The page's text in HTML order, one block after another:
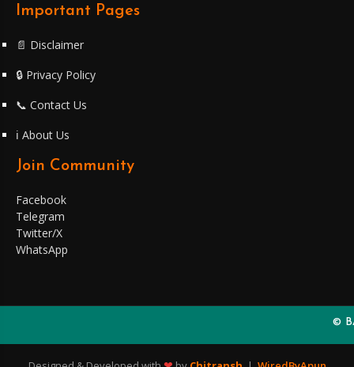
Important Pages
📄 Disclaimer
🔒 Privacy Policy
📞 Contact Us
ℹ️ About Us
Join Community
Facebook
Telegram
Twitter/X
WhatsApp
©